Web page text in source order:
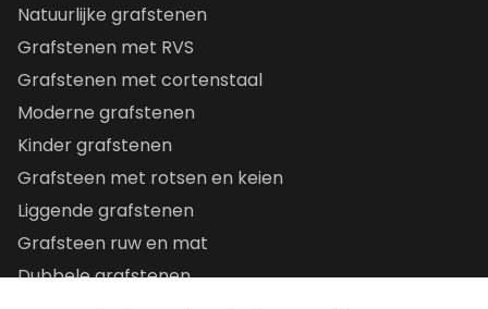
Natuurlijke grafstenen
Grafstenen met RVS
Grafstenen met cortenstaal
Moderne grafstenen
Kinder grafstenen
Grafsteen met rotsen en keien
Liggende grafstenen
Grafsteen ruw en mat
Dubbele grafstenen